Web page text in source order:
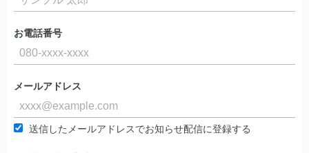
お電話番号
メールアドレス
送信したメールアドレスでお知らせ配信に登録する